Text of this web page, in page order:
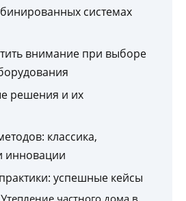
системах
внимание при выборе
решения и их
классика,
инновации
успешные кейсы